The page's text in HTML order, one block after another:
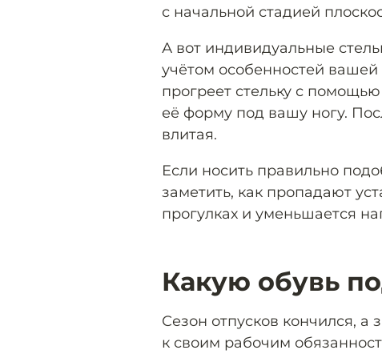
с начальной стадией
А вот индивидуальные
учётом особенностей
прогреет стельку с
её форму под вашу ногу.
влитая.
Если носить правильно
заметить, как пропадают
прогулках и уменьшается
Какую обувь
Сезон отпусков кончился, а
к своим рабочим